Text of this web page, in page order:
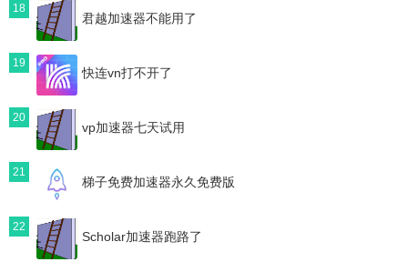
18
君越加速器不能用了
19
快连vn打不开了
20
vp加速器七天试用
21
梯子免费加速器永久免费版
22
Scholar加速器跑路了